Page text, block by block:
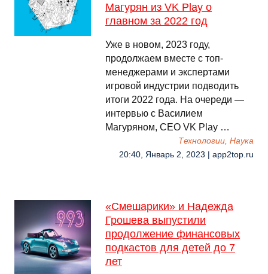
Магурян из VK Play о
главном за 2022 год
Уже в новом, 2023 году,
продолжаем вместе с топ-
менеджерами и экспертами
игровой индустрии подводить
итоги 2022 года. На очереди —
интервью с Василием
Магуряном, CEO VK Play …
Технологии, Наука
20:40, Январь 2, 2023 | app2top.ru
«Смешарики» и Надежда
Грошева выпустили
продолжение финансовых
подкастов для детей до 7
лет